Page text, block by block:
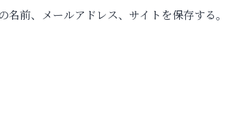
前、メールアドレス、サイトを保存する。